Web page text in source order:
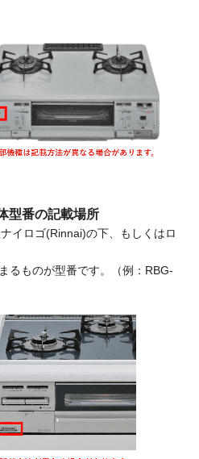
型番の記載場所
イロゴ(Rinnai)の下、もしくはロ
るものが型番です。（例：RBG-